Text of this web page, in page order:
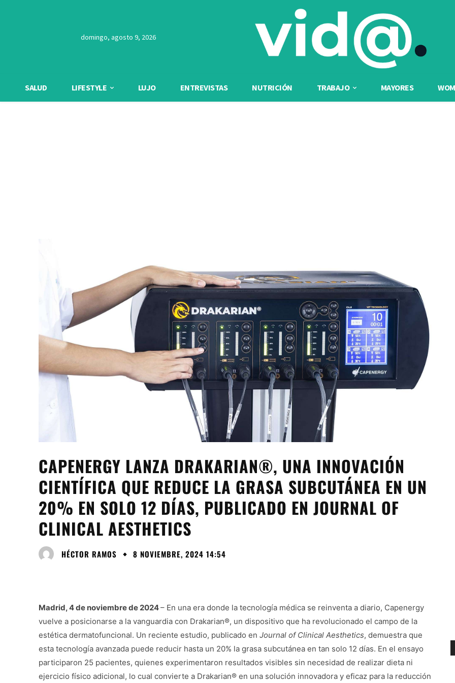
domingo, agosto 9, 2026
SALUD LIFESTYLE LUJO ENTREVISTAS NUTRICIÓN TRABAJO MAYORES
CAPENERGY LANZA DRAKARIAN®, UNA INNOVACIÓN
CIENTÍFICA QUE REDUCE LA GRASA SUBCUTÁNEA EN UN
20% EN SOLO 12 DÍAS, PUBLICADO EN JOURNAL OF
CLINICAL AESTHETICS
HÉCTOR RAMOS 8 NOVIEMBRE, 2024 14:54
Madrid, 4 de noviembre de 2024– En una era donde la tecnología médica se reinventa a diario, Capenergy
vuelve a posicionarse a la vanguardia con Drakarian®, un dispositivo que ha revolucionado el campo de la
estética dermatofuncional. Un reciente estudio, publicado en Journal of Clinical Aesthetics, demuestra que
esta tecnología avanzada puede reducir hasta un 20% la grasa subcutánea en tan solo 12 días. En el ensayo
participaron 25 pacientes, quienes experimentaron resultados visibles sin necesidad de realizar dieta ni
ejercicio físico adicional, lo cual convierte a Drakarian® en una solución innovadora y eficaz para la reducción